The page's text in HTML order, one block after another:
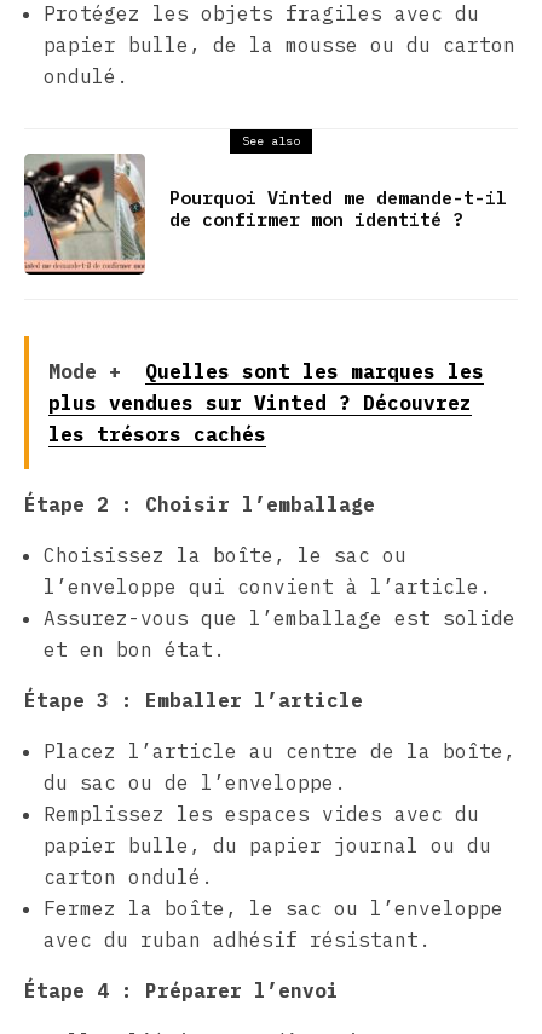
Protégez les objets fragiles avec du
papier bulle, de la mousse ou du carton
ondulé.
See also
Pourquoi Vinted me demande-t-il
de confirmer mon identité ?
Mode +
Quelles sont les marques les
plus vendues sur Vinted ? Découvrez
les trésors cachés
Étape 2 : Choisir l’emballage
Choisissez la boîte, le sac ou
l’enveloppe qui convient à l’article.
Assurez-vous que l’emballage est solide
et en bon état.
Étape 3 : Emballer l’article
Placez l’article au centre de la boîte,
du sac ou de l’enveloppe.
Remplissez les espaces vides avec du
papier bulle, du papier journal ou du
carton ondulé.
Fermez la boîte, le sac ou l’enveloppe
avec du ruban adhésif résistant.
Étape 4 : Préparer l’envoi